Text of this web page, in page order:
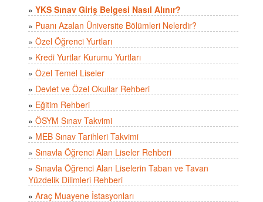
» YKS Sınav Giriş Belgesi Nasıl Alınır?
» Puanı Azalan Üniversite Bölümleri Nelerdir?
» Özel Öğrenci Yurtları
» Kredi Yurtlar Kurumu Yurtları
» Özel Temel Liseler
» Devlet ve Özel Okullar Rehberi
» Eğitim Rehberi
» ÖSYM Sınav Takvimi
» MEB Sınav Tarihleri Takvimi
» Sınavla Öğrenci Alan Liseler Rehberi
» Sınavla Öğrenci Alan Liselerin Taban ve Tavan
Yüzdelik Dilimleri Rehberi
» Araç Muayene İstasyonları